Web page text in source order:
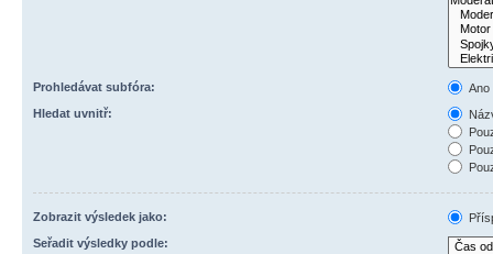
Prohledávat subfóra:
Ano
Hledat uvnitř:
Zobrazit výsledek jako:
Seřadit výsledky podle: